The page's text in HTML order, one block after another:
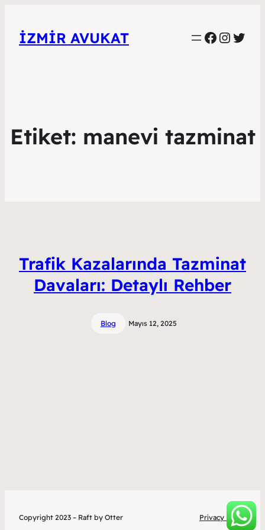
İZMIR AVUKAT
Etiket: manevi tazminat
Trafik Kazalarında Tazminat
Davaları: Detaylı Rehber
Blog Mayıs 12, 2025
Copyright 2023 – Raft by Otter Privacy Policy